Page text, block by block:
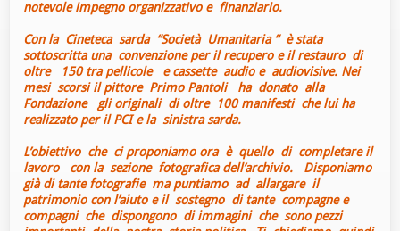
notevole impegno organizzativo e finanziario.
Con la Cineteca sarda “Società Umanitaria “ è stata
sottoscritta una convenzione per il recupero e il restauro di
oltre 150 tra pellicole e cassette audio e audiovisive. Nei
mesi scorsi il pittore Primo Pantoli ha donato alla
Fondazione gli originali di oltre 100 manifesti che lui ha
realizzato per il PCI e la sinistra sarda.
L’obiettivo che ci proponiamo ora è quello di completare il
lavoro con la sezione fotografica dell’archivio. Disponiamo
già di tante fotografie ma puntiamo ad allargare il
patrimonio con l’aiuto e il sostegno di tante compagne e
compagni che dispongono di immagini che sono pezzi